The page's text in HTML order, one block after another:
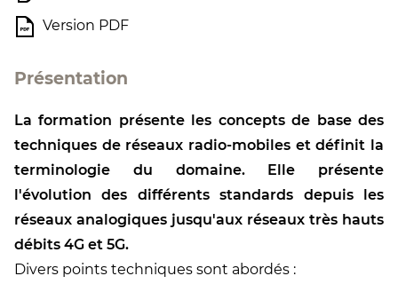
Version PDF
Présentation
La formation présente les concepts de base des
techniques de réseaux radio-mobiles et définit la
terminologie du domaine. Elle présente
l'évolution des différents standards depuis les
réseaux analogiques jusqu'aux réseaux très hauts
débits 4G et 5G.
Divers points techniques sont abordés :